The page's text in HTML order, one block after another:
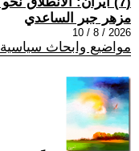
مزهر جبر الساعدي
2026 / 8 / 10
مواضيع وابحاث سياسية